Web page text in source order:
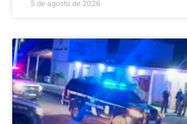
5 de agosto de 2026